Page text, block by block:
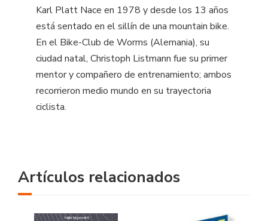
Karl Platt Nace en 1978 y desde los 13 años
está sentado en el sillín de una mountain bike.
En el Bike-Club de Worms (Alemania), su
ciudad natal, Christoph Listmann fue su primer
mentor y compañero de entrenamiento; ambos
recorrieron medio mundo en su trayectoria
ciclista.
Artículos relacionados